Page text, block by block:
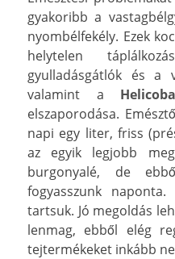
gyakoribb a
nyombélfekély. Ezek
helytelen
gyulladásgátlók és a
valamint a
elszaporodása.
napi egy liter, friss
az egyik legjobb
burgonyalé, de
fogyasszunk
tartsuk. Jó megoldás
lenmag, ebből elég
tejtermékeket inkább